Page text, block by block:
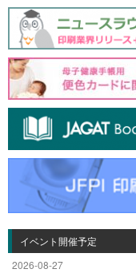
イベント開催予定
2026-08-27